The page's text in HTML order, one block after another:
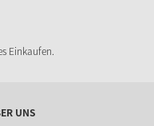
Einkaufen.
UNS